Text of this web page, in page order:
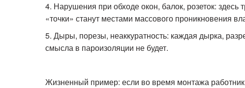
Нарушения при обходе окон, балок, розеток: здесь
«точки» станут местами массового проникновения
Дыры, порезы, неаккуратность: каждая дырка,
смысла в пароизоляции не будет.
Жизненный пример: если во время монтажа